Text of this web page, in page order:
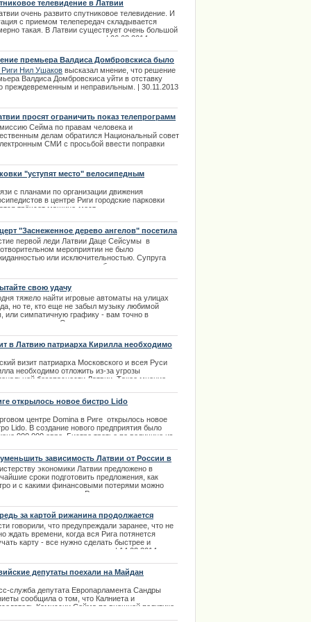
обратилась к поклонникам
Rendezvous Jūrmala
извинилось за нарушение
Николая Азарова и ряда других членов
министров. | 28.02.2014
телевидение в Латвии
очень развито спутниковое телевидение. И
с приемом телепередач складывается
такая. В Латвии существует очень большой
спутниковых телепередач. | 26.03.2014
премьера Валдиса Домбровскиса было
Нил Ушаков высказал мнение, что решение
Валдиса Домбровскиса уйти в отставку
преждевременным и неправильным. | 30.11.2013
просят ограничить показ телепрограмм
Сейма по правам человека и
делам обратился Национальный совет
СМИ с просьбой ввести поправки
"уступят место" велосипедным
с планами по организации движения
в центре Риги городские парковки
трёхсот машино-мест.
"Заснеженное дерево ангелов" посетила
президента
первой леди Латвии Даце Сейсумы в
мероприятии не было
или исключительностью. Супруга
часто посещает подобные
для детей с особыми потребностями под
названием "Заснеженное дерево ангелов",
побывала 25 декабря. | 27.12.2013
свою удачу
тяжело найти игровые автоматы на улицах
но те, кто еще не забыл музыку любимой
или симпатичную графику - вам точно в
казино. Организаторы терпеливо и
в Латвию патриарха Кирилла необходимо
визит патриарха Московского и всея Руси
необходимо отложить из-за угрозы
безопасности Латвии. Такое мнение
открылось новое бистро Lido
центре Domina в Риге открылось новое
Lido. В создание нового предприятия было
900 000 евро. Бистро третье по величине из
которой 1200 квадратных метров
270 мест для клиентов.
зависимость Латвии от России в
плане.
экономики Латвии предложено в
сроки подготовить предложения, как
и с какими финансовыми потерями можно
зависимость от России в энергетическом
за картой рижанина продолжается
говорили, что предупреждали заранее, что не
ждать времени, когда вся Рига потянется
карту - все нужно сделать быстрее и
но жители не слушали. | 14.02.2014
депутаты поехали на Майдан
служба депутата Европарламента Сандры
сообщила о том, что Калниета и
Комиссии Сейма по внешней политике